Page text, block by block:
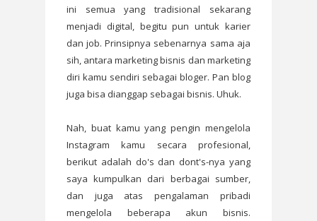
ini semua yang tradisional sekarang
menjadi digital, begitu pun untuk karier
dan job. Prinsipnya sebenarnya sama aja
sih, antara marketing bisnis dan marketing
diri kamu sendiri sebagai bloger. Pan blog
juga bisa dianggap sebagai bisnis. Uhuk.
Nah, buat kamu yang pengin mengelola
Instagram kamu secara profesional,
berikut adalah do's dan dont's-nya yang
saya kumpulkan dari berbagai sumber,
dan juga atas pengalaman pribadi
mengelola beberapa akun bisnis.